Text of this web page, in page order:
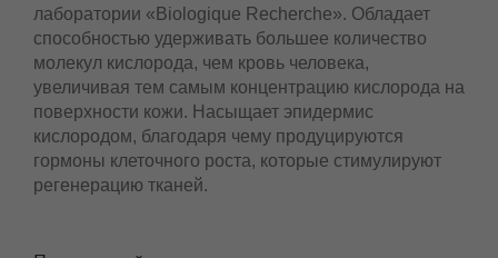
перфлуородекалин— молекула-переносчик
кислорода является эксклюзивной разработкой
лаборатории «Biologique Recherche». Обладает
способностью удерживать большее количество
молекул кислорода, чем кровь человека,
увеличивая тем самым концентрацию кислорода
на поверхности кожи. Насыщает эпидермис
кислородом, благодаря чему продуцируются